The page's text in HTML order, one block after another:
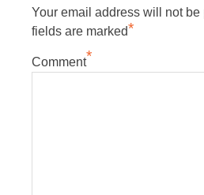
Your email address will not be
fields are marked*
Comment*